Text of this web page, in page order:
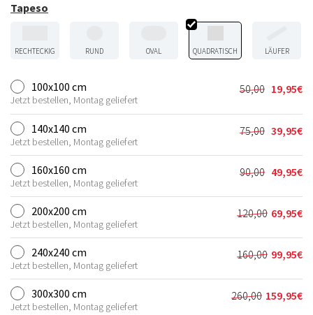
Tapeso
RECHTECKIG RUND OVAL QUADRATISCH LÄUFER
100x100 cm
Jetzt bestellen, Montag geliefert
50,00
Preis
war:
50,00€
19,95€
Aktueller
Preis
ist:
19,95€.
140x140 cm
Jetzt bestellen, Montag geliefert
75,00
Preis
war:
75,00€
39,95€
Aktueller
Preis
ist:
39,95€.
160x160 cm
Jetzt bestellen, Montag geliefert
90,00
Preis
war:
90,00€
49,95€
Aktueller
Preis
ist:
49,95€.
200x200 cm
Jetzt bestellen, Montag geliefert
120,00
Preis
war:
120,00€
69,95€
Aktueller
Preis
ist:
69,95€.
240x240 cm
Jetzt bestellen, Montag geliefert
160,00
Preis
war:
160,00€
99,95€
Aktueller
Preis
ist:
99,95€.
300x300 cm
Jetzt bestellen, Montag geliefert
260,00 159,95€
Aktueller